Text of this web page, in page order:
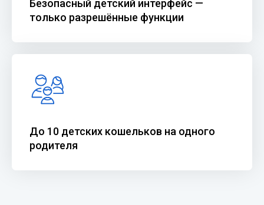
Безопасный детский интерфейс —
только разрешённые функции
До 10 детских кошельков на одного
родителя